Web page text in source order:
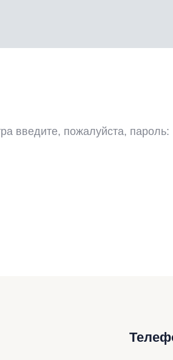
введите, пожалуйста, пароль: